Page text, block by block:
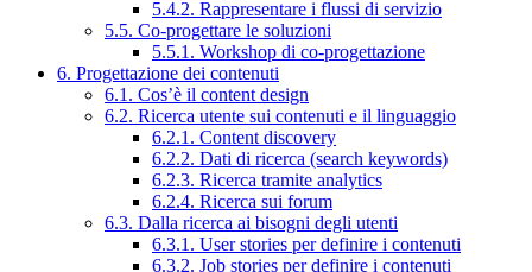
5.4.2. Rappresentare i flussi di servizio
5.5. Co-progettare le soluzioni
5.5.1. Workshop di co-progettazione
6. Progettazione dei contenuti
6.1. Cos’è il content design
6.2. Ricerca utente sui contenuti e il linguaggio
6.2.1. Content discovery
6.2.2. Dati di ricerca (search keywords)
6.2.3. Ricerca tramite analytics
6.2.4. Ricerca sui forum
6.3. Dalla ricerca ai bisogni degli utenti
6.3.1. User stories per definire i contenuti
6.3.2. Job stories per definire i contenuti